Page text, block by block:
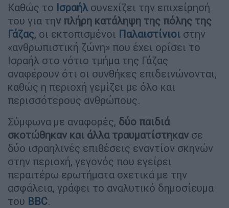
Καθώς το Ισραήλ συνεχίζει την επιχείρησή
του για την πλήρη κατάληψη της πόλης της
Γάζας, οι εκτοπισμένοι Παλαιστίνιοι στην
«ανθρωπιστική ζώνη» που έχει ορίσει το
Ισραήλ στο νότιο τμήμα της Γάζας
αναφέρουν ότι οι συνθήκες επιδεινώνονται,
καθώς η περιοχή γεμίζει με όλο και
περισσότερους ανθρώπους.
Σύμφωνα με αναφορές, δύο παιδιά
σκοτώθηκαν και άλλα τραυματίστηκαν σε
δύο ισραηλινές επιθέσεις εναντίον σκηνών
στην περιοχή, γεγονός που εγείρει
περαιτέρω ερωτήματα σχετικά με την
ασφάλεια, γράφει το αναλυτικό δημοσίευμα
του BBC.